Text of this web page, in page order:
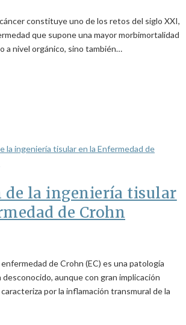
constituye uno de los retos del siglo XXI,
que supone una mayor morbimortalidad
a nivel orgánico, sino también…
de la ingeniería tisular
de Crohn
de Crohn (EC) es una patología
aunque con gran implicación
por la inflamación transmural de la